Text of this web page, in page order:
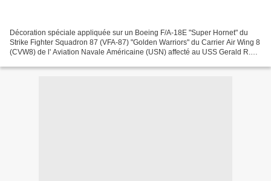
Décoration spéciale appliquée sur un Boeing F/A-18E "Super Hornet" du
Strike Fighter Squadron 87 (VFA-87) "Golden Warriors" du Carrier Air Wing 8
(CVW8) de l' Aviation Navale Américaine (USN) affecté au USS Gerald R.